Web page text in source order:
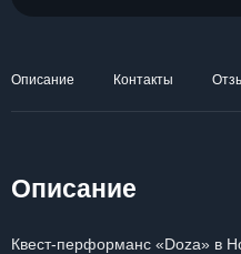
Описание Контакты
Описание
Квест-перформанс «Doza» в